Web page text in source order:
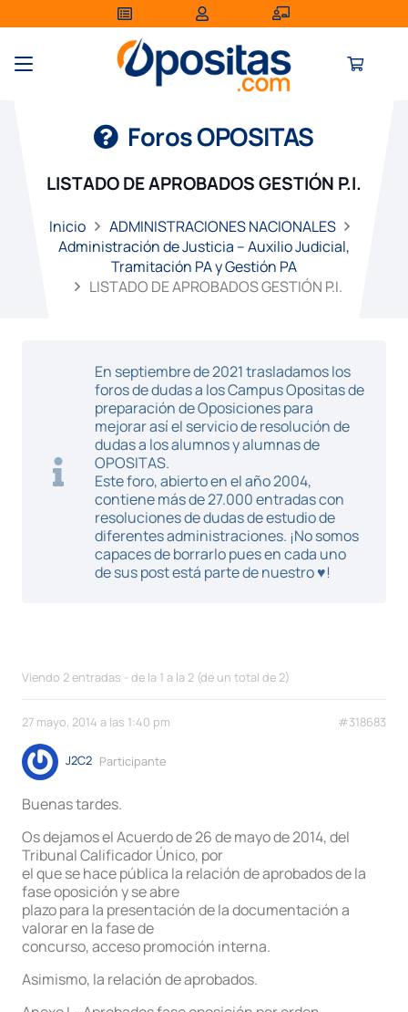
Foros OPOSITAS
LISTADO DE APROBADOS GESTIÓN P.I.
Inicio
ADMINISTRACIONES NACIONALES
Administración de Justicia – Auxilio Judicial,
Tramitación PA y Gestión PA
LISTADO DE APROBADOS GESTIÓN P.I.
En septiembre de 2021 trasladamos los
foros de dudas a los Campus Opositas de
preparación de Oposiciones para
mejorar así el servicio de resolución de
dudas a los alumnos y alumnas de
OPOSITAS.
Este foro, abierto en el año 2004,
contiene más de 27.000 entradas con
resoluciones de dudas de estudio de
diferentes administraciones. ¡No somos
capaces de borrarlo pues en cada uno
de sus post está parte de nuestro ♥!
Viendo 2 entradas - de la 1 a la 2 (de un total de 2)
27 mayo, 2014 a las 1:40 pm #318683
J2C2 Participante
Buenas tardes.
Os dejamos el Acuerdo de 26 de mayo de 2014, del
Tribunal Calificador Único, por
el que se hace pública la relación de aprobados de la
fase oposición y se abre
plazo para la presentación de la documentación a
valorar en la fase de
concurso, acceso promoción interna.
Asimismo, la relación de aprobados.